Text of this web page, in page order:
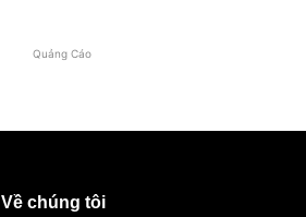
Quảng Cáo
Về chúng tôi